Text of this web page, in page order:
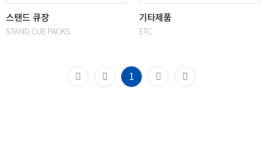
스탠드 큐장
STAND CUE PACKS
기타제품
ETC
1(current)